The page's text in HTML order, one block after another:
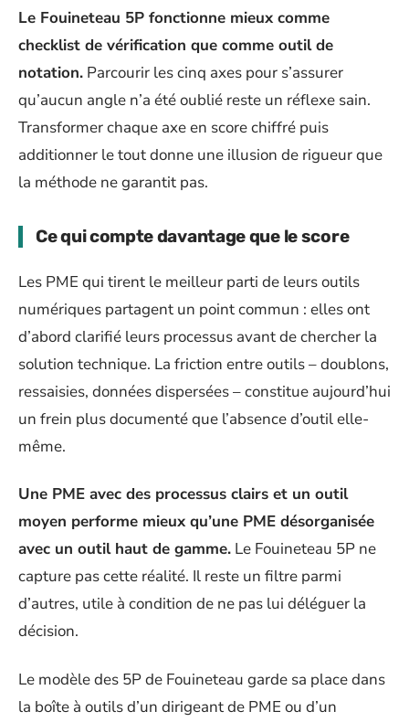
Le Fouineteau 5P fonctionne mieux comme
checklist de vérification que comme outil de
notation. Parcourir les cinq axes pour s’assurer
qu’aucun angle n’a été oublié reste un réflexe sain.
Transformer chaque axe en score chiffré puis
additionner le tout donne une illusion de rigueur que
la méthode ne garantit pas.
Ce qui compte davantage que le score
Les PME qui tirent le meilleur parti de leurs outils
numériques partagent un point commun : elles ont
d’abord clarifié leurs processus avant de chercher la
solution technique. La friction entre outils – doublons,
ressaisies, données dispersées – constitue aujourd’hui
un frein plus documenté que l’absence d’outil elle-
même.
Une PME avec des processus clairs et un outil
moyen performe mieux qu’une PME désorganisée
avec un outil haut de gamme. Le Fouineteau 5P ne
capture pas cette réalité. Il reste un filtre parmi
d’autres, utile à condition de ne pas lui déléguer la
décision.
Le modèle des 5P de Fouineteau garde sa place dans
la boîte à outils d’un dirigeant de PME ou d’un